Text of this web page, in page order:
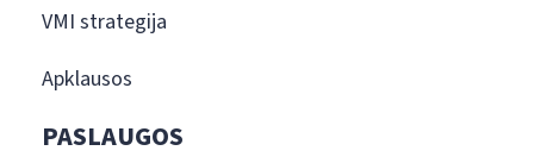
VMI strategija
Apklausos
PASLAUGOS